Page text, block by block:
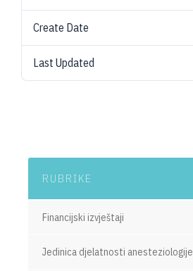
Create Date
Last Updated
RUBRIKE
Financijski izvještaji
Jedinica djelatnosti anesteziologije